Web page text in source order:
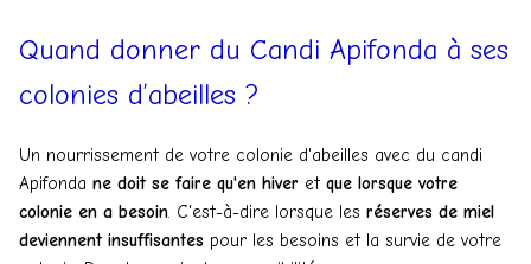
Quand donner du Candi Apifonda à ses
colonies d’abeilles ?
Un nourrissement de votre colonie d'abeilles avec du candi
Apifonda ne doit se faire qu'en hiver et que lorsque votre
colonie en a besoin. C'est-à-dire lorsque les réserves de miel
deviennent insuffisantes pour les besoins et la survie de votre